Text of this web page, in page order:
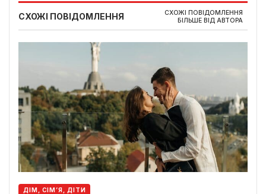
СХОЖІ ПОВІДОМЛЕННЯ
СХОЖІ ПОВІДОМЛЕННЯ
БІЛЬШЕ ВІД АВТОРА
ДІМ, СІМ’Я, ДІТИ